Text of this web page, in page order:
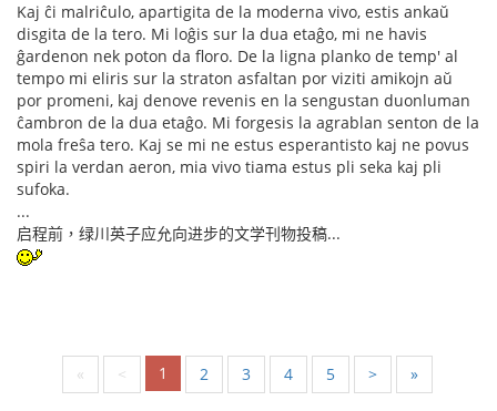
Kaj ĉi malriĉulo, apartigita de la moderna vivo, estis ankaŭ
disgita de la tero. Mi loĝis sur la dua etaĝo, mi ne havis
ĝardenon nek poton da floro. De la ligna planko de temp' al
tempo mi eliris sur la straton asfaltan por viziti amikojn aŭ
por promeni, kaj denove revenis en la sengustan duonluman
ĉambron de la dua etaĝo. Mi forgesis la agrablan senton de la
mola freŝa tero. Kaj se mi ne estus esperantisto kaj ne povus
spiri la verdan aeron, mia vivo tiama estus pli seka kaj pli
sufoka.
...
启程前，绿川英子应允向进步的文学刊物投稿...
« < 1 2 3 4 5 > »